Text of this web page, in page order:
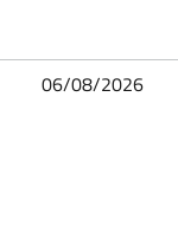
06/08/2026